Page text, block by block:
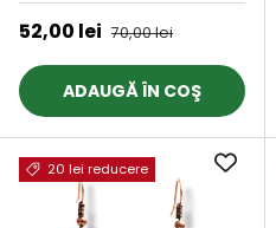
Preț de vânzare
52,00 lei Preț obișnuit
70,00 lei
ADAUGĂ ÎN COŞ
20 lei reducere